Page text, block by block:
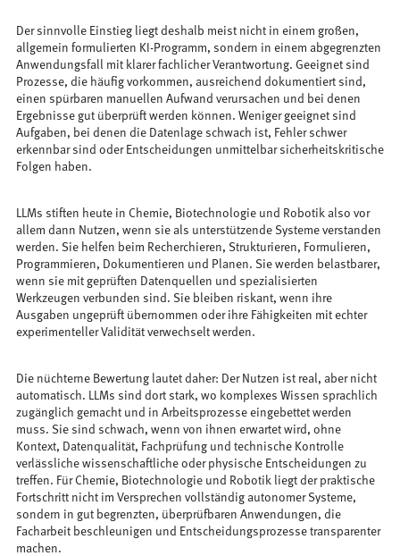
Der sinnvolle Einstieg liegt deshalb meist nicht in einem großen,
allgemein formulierten KI-Programm, sondern in einem abgegrenzten
Anwendungsfall mit klarer fachlicher Verantwortung. Geeignet sind
Prozesse, die häufig vorkommen, ausreichend dokumentiert sind,
einen spürbaren manuellen Aufwand verursachen und bei denen
Ergebnisse gut überprüft werden können. Weniger geeignet sind
Aufgaben, bei denen die Datenlage schwach ist, Fehler schwer
erkennbar sind oder Entscheidungen unmittelbar sicherheitskritische
Folgen haben.
LLMs stiften heute in Chemie, Biotechnologie und Robotik also vor
allem dann Nutzen, wenn sie als unterstützende Systeme verstanden
werden. Sie helfen beim Recherchieren, Strukturieren, Formulieren,
Programmieren, Dokumentieren und Planen. Sie werden belastbarer,
wenn sie mit geprüften Datenquellen und spezialisierten
Werkzeugen verbunden sind. Sie bleiben riskant, wenn ihre
Ausgaben ungeprüft übernommen oder ihre Fähigkeiten mit echter
experimenteller Validität verwechselt werden.
Die nüchterne Bewertung lautet daher: Der Nutzen ist real, aber nicht
automatisch. LLMs sind dort stark, wo komplexes Wissen sprachlich
zugänglich gemacht und in Arbeitsprozesse eingebettet werden
muss. Sie sind schwach, wenn von ihnen erwartet wird, ohne
Kontext, Datenqualität, Fachprüfung und technische Kontrolle
verlässliche wissenschaftliche oder physische Entscheidungen zu
treffen. Für Chemie, Biotechnologie und Robotik liegt der praktische
Fortschritt nicht im Versprechen vollständig autonomer Systeme,
sondern in gut begrenzten, überprüfbaren Anwendungen, die
Facharbeit beschleunigen und Entscheidungsprozesse transparenter
machen.